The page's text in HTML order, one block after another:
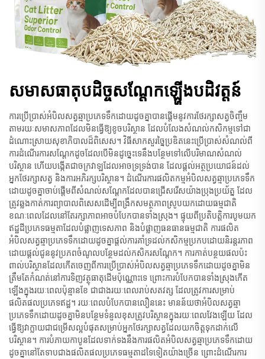
សមាសធាតុបដិច្ចសណ្តែកឡ្ហើងបដិវត្តន៍
ការប្រើប្រាស់អំបិលសត្វឆ្មាប្រភេទទឹកដោយដូចគ្នាបានផ្តើមនូវការថែរក្សាសត្វចិញ្ចឹម
តាមរយៈសមាសភាពដែលមិនធ្វើឱ្យខូចបរិស្ថាន ដែលបំលែងសំណល់កសិកម្មទៅជា
ដំណោះស្រាយសុខាភិបាលដ៏ពិសេស។ វិធីសាកសួរច្នៃប្រឌិតនេះប្រើប្រាស់សំណល់ពី
ការដំណើរការសណ្តែកដូចដែលបើមិនដូច្នេះទេនឹងបន្ថែមទៅលើបរិមាណសំណល់
បរិស្ថាន ហើយបង្កើតជាចក្រវាឡដែលអាចទ្រទ្រង់បាន ដែលផ្តល់អត្ថប្រយោជន៍ដល់
អ្នកថែរក្សាសត្វ និងការអភិរក្សបរិស្ថាន។ ដំណើរការផលិតកម្មអំបិលសត្វឆ្មាប្រភេទទឹក
ដោយដូចគ្នាចាប់ផ្តើមពីសំណល់សណ្តែកដែលបានជ្រើសរើសយ៉ាងប្រុងប្រយ័ត្ន ដែល
ត្រូវឆ្លងកាត់ការព្យាបាលពិសេសដើម្បីពង្រឹកសមត្ថភាពស្រូបយកដោយធម្មជាតិ
ខណៈពេលដែលនៅតែរក្សាភាពអាចបំបែកបានទាំងស្រុង។ ផ្ទុយពីប្រតិបត្តិការបូមយក
ឥដ្ឋដីប្រភេទធម្មតាដែលបំផ្លាញទេសភាព និងបំផ្លាញធនធានធម្មជាតិ ការផលិត
អំបិលសត្វឆ្មាប្រភេទទឹកដោយដូចគ្នាផ្តល់ការគាំទ្រដល់កសិកម្មប្រកបដោយនិរន្តរភាព
ដោយផ្តល់ជូននូវប្រភពចំណូលបន្ថែមដល់កសិករសណ្តែក។ ការកាត់បន្ថយផលប៉ះ
ពាល់បរិស្ថានដែលកើតចេញពីការប្រើប្រាស់អំបិលសត្វឆ្មាប្រភេទទឹកដោយដូចគ្នាមិន
ត្រឹមតែកំណត់នៅការទិញវត្ថុធាតុដើមប៉ុណ្ណោះទេ ព្រោះការបំបែកបានទាំងស្រុងកើត
ឡើងក្នុងរយៈពេលប៉ុន្មានខែ ជាជាងរយៈពេលរាប់សតវត្ស ដែលត្រូវការសម្រាប់
ផលិតផលប្រភេទឥដ្ឋ។ រយៈពេលបំបែកបានលឿននេះ មានន័យថាអំបិលសត្វឆ្មា
ប្រភេទទឹកដោយដូចគ្នាមិនបន្ថែមទំនួលខុសត្រូវបរិស្ថានក្នុងរយៈពេលវែងឡើយ ដែល
ធ្វើឱ្យវាក្លាយជាជម្រើសល្អបំផុតសម្រាប់អ្នកថែរក្សាសត្វដែលយកចិត្តទុកដាក់លើ
បរិស្ថាន។ ការបំភាយកាបូនដែលទាក់ទងនឹងការផលិតអំបិលសត្វឆ្មាប្រភេទទឹកដោយ
ដូចគ្នានៅតែទាបជាងផលិតផលប្រភេទធម្មតាដទៃទៀតយ៉ាងច្រើន ព្រោះដំណើរការ